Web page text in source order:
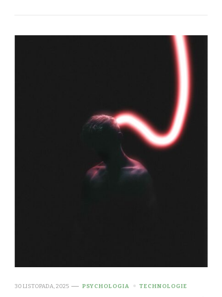
30 LISTOPADA, 2025 PSYCHOLOGIA TECHNOLOGIE